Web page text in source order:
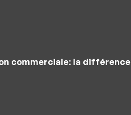
commerciale: la différence